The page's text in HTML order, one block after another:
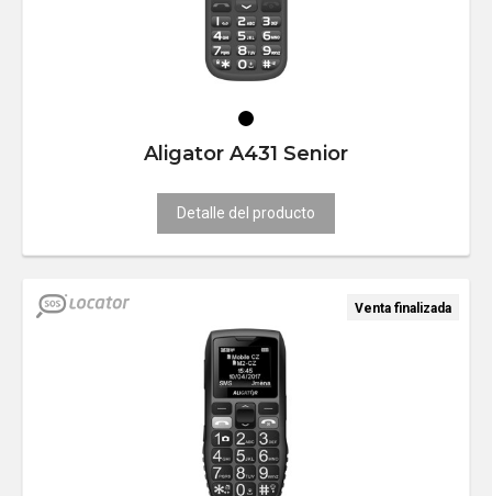
Aligator A431 Senior
Detalle del producto
Venta finalizada